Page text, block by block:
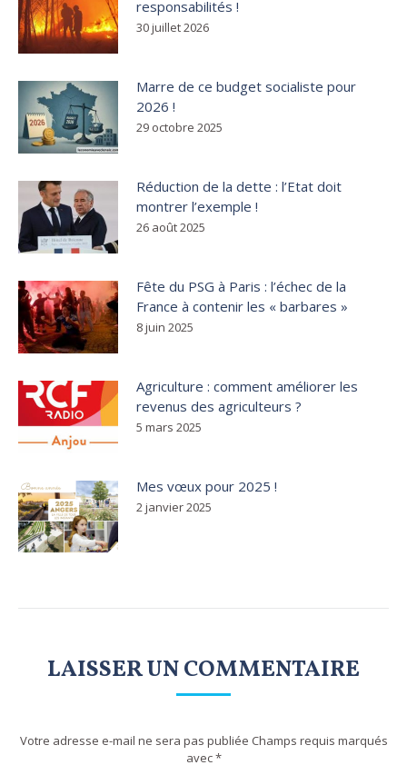
responsabilités !
30 juillet 2026
Marre de ce budget socialiste pour
2026 !
29 octobre 2025
Réduction de la dette : l’Etat doit
montrer l’exemple !
26 août 2025
Fête du PSG à Paris : l’échec de la
France à contenir les « barbares »
8 juin 2025
Agriculture : comment améliorer les
revenus des agriculteurs ?
5 mars 2025
Mes vœux pour 2025 !
2 janvier 2025
LAISSER UN COMMENTAIRE
Votre adresse e-mail ne sera pas publiée Champs requis marqués
avec*